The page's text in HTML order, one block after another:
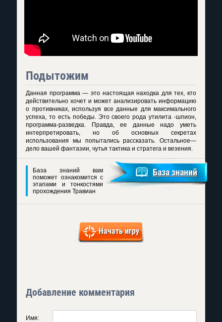
Подытожим
Данная программа — это настоящая находка для тех, кто
действительно хочет и может анализировать информацию
о противниках, используя все данные для максимального
успеха, то есть победы. Это своего рода утилита -шпион,
программа-разведка. Правда, ее данные надо уметь
интерпретировать, но об основных секретах
использования мы попытались рассказать. Остальное—
дело вашей фантазии, чутья тактика и стратега и везения.
База знаний вам
поможет ознакомится с
этапами и тонкостями
прохождения Травиан
База знаний
Начать игру
Добавление комментария
Имя: